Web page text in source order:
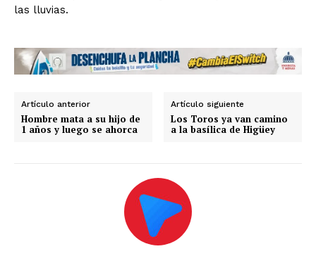
las lluvias.
Artículo anterior
Hombre mata a su hijo de
1 años y luego se ahorca
Artículo siguiente
Los Toros ya van camino
a la basílica de Higüey